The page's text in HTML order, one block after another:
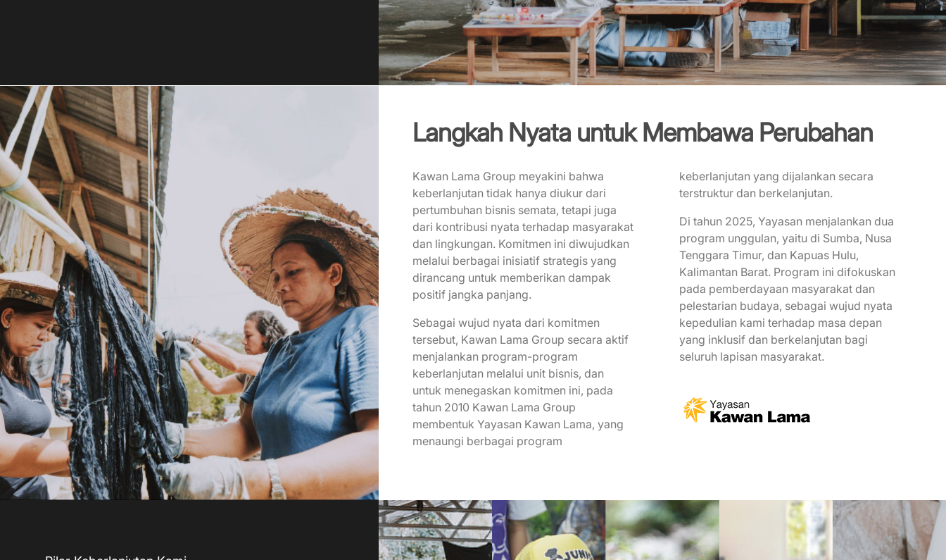
Langkah Nyata untuk Membawa Perubahan
Kawan Lama Group meyakini bahwa
keberlanjutan tidak hanya diukur dari
pertumbuhan bisnis semata, tetapi juga
dari kontribusi nyata terhadap masyarakat
dan lingkungan. Komitmen ini diwujudkan
melalui berbagai inisiatif strategis yang
dirancang untuk memberikan dampak
positif jangka panjang.
Sebagai wujud nyata dari komitmen
tersebut, Kawan Lama Group secara aktif
menjalankan program-program
keberlanjutan melalui unit bisnis, dan
untuk menegaskan komitmen ini, pada
tahun 2010 Kawan Lama Group
membentuk Yayasan Kawan Lama, yang
menaungi berbagai program
keberlanjutan yang dijalankan secara
terstruktur dan berkelanjutan.
Di tahun 2025, Yayasan menjalankan dua
program unggulan, yaitu di Sumba, Nusa
Tenggara Timur, dan Kapuas Hulu,
Kalimantan Barat. Program ini difokuskan
pada pemberdayaan masyarakat dan
pelestarian budaya, sebagai wujud nyata
kepedulian kami terhadap masa depan
yang inklusif dan berkelanjutan bagi
seluruh lapisan masyarakat.